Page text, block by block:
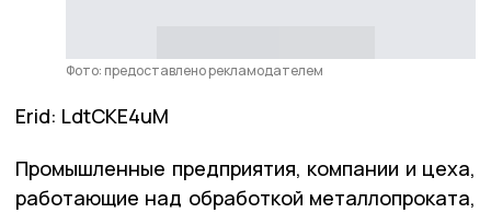
Фото: предоставлено рекламодателем
Erid: LdtCKE4uM
Промышленные предприятия, компании и цеха,
работающие над обработкой металлопроката,